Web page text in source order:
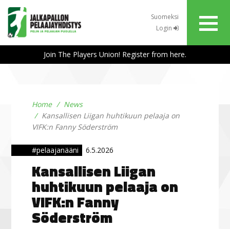
Suomeksi
Login
Join The Players Union! Register from here.
Home
News
Kansallisen Liigan huhtikuun pelaaja on
VIFK:n Fanny Söderström
#pelaajanääni 6.5.2026
Kansallisen Liigan
huhtikuun pelaaja on
VIFK:n Fanny
Söderström